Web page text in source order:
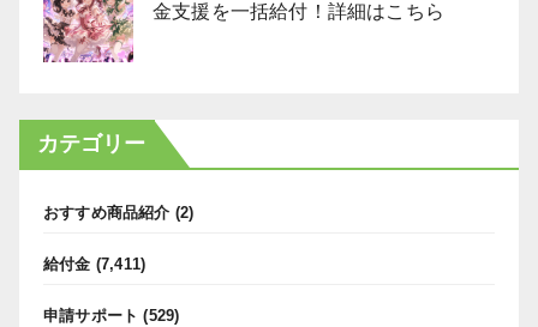
金支援を一括給付！詳細はこちら
カテゴリー
おすすめ商品紹介 (2)
給付金 (7,411)
申請サポート (529)